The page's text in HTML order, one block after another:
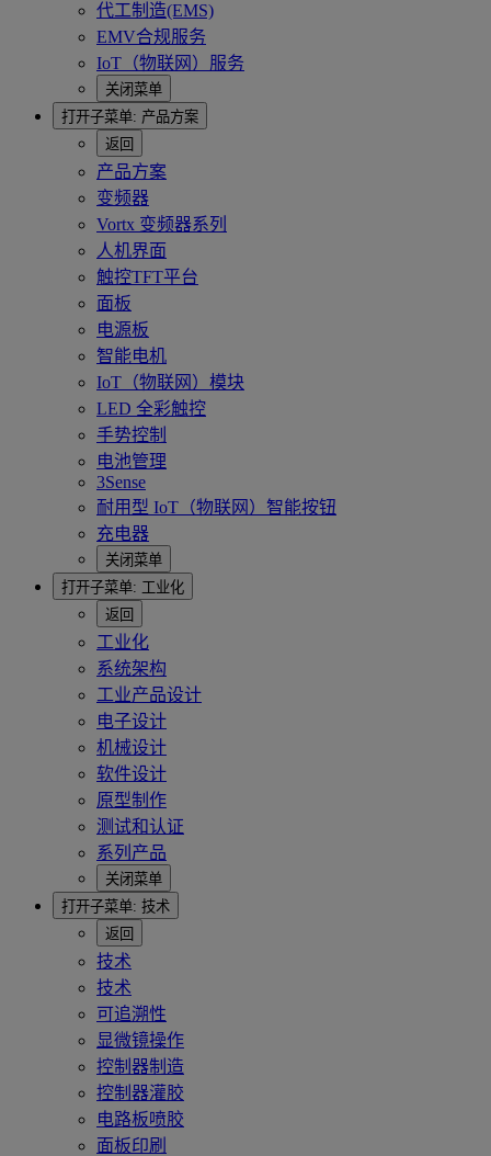
代工制造(EMS)
EMV合规服务
IoT（物联网）服务
关闭菜单
打开子菜单: 产品方案
返回
产品方案
变频器
Vortx 变频器系列
人机界面
触控TFT平台
面板
电源板
智能电机
IoT（物联网）模块
LED 全彩触控
手势控制
电池管理
3Sense
耐用型 IoT（物联网）智能按钮
充电器
关闭菜单
打开子菜单: 工业化
返回
工业化
系统架构
工业产品设计
电子设计
机械设计
软件设计
原型制作
测试和认证
系列产品
关闭菜单
打开子菜单: 技术
返回
技术
技术
可追溯性
显微镜操作
控制器制造
控制器灌胶
电路板喷胶
面板印刷